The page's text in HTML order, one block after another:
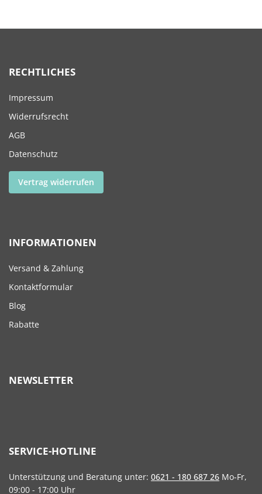
RECHTLICHES
Impressum
Widerrufsrecht
AGB
Datenschutz
Vertrag widerrufen
INFORMATIONEN
Versand & Zahlung
Kontaktformular
Blog
Rabatte
NEWSLETTER
SERVICE-HOTLINE
Unterstützung und Beratung unter: 0621 - 180 687 26 Mo-Fr,
09:00 - 17:00 Uhr